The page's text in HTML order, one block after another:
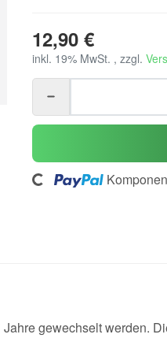
12,90 €
inkl. 19% MwSt. , zzgl.
Loading...
gewechselt werden.